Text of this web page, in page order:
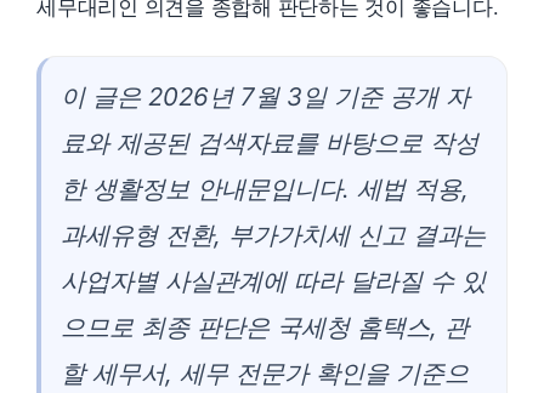
세무대리인 의견을 종합해 판단하는 것이 좋습니다.
이 글은 2026년 7월 3일 기준 공개 자
료와 제공된 검색자료를 바탕으로 작성
한 생활정보 안내문입니다. 세법 적용,
과세유형 전환, 부가가치세 신고 결과는
사업자별 사실관계에 따라 달라질 수 있
으므로 최종 판단은 국세청 홈택스, 관
할 세무서, 세무 전문가 확인을 기준으